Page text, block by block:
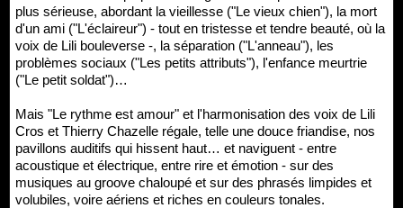
plus sérieuse, abordant la vieillesse ("Le vieux chien"), la mort
d'un ami ("L'éclaireur") - tout en tristesse et tendre beauté, où la
voix de Lili bouleverse -, la séparation ("L'anneau"), les
problèmes sociaux ("Les petits attributs"), l'enfance meurtrie
("Le petit soldat")…
Mais "Le rythme est amour" et l'harmonisation des voix de Lili
Cros et Thierry Chazelle régale, telle une douce friandise, nos
pavillons auditifs qui hissent haut… et naviguent - entre
acoustique et électrique, entre rire et émotion - sur des
musiques au groove chaloupé et sur des phrasés limpides et
volubiles, voire aériens et riches en couleurs tonales.